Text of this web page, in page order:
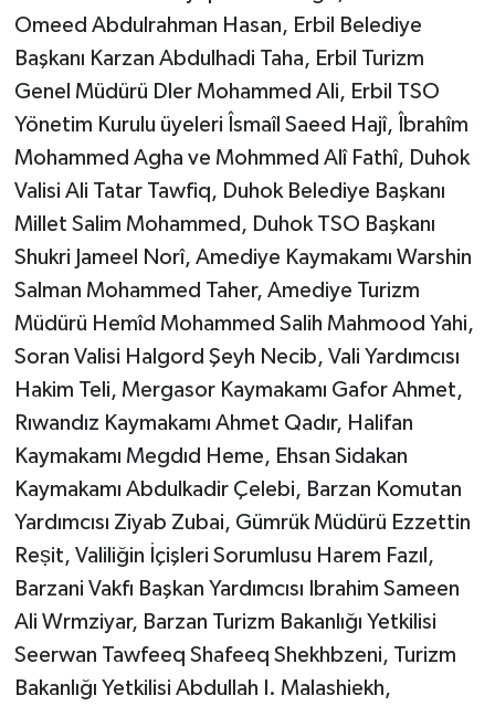
Omeed Abdulrahman Hasan, Erbil Belediye
Başkanı Karzan Abdulhadi Taha, Erbil Turizm
Genel Müdürü Dler Mohammed Ali, Erbil TSO
Yönetim Kurulu üyeleri Îsmaîl Saeed Hajî, Îbrahîm
Mohammed Agha ve Mohmmed Alî Fathî, Duhok
Valisi Ali Tatar Tawfiq, Duhok Belediye Başkanı
Millet Salim Mohammed, Duhok TSO Başkanı
Shukri Jameel Norî, Amediye Kaymakamı Warshin
Salman Mohammed Taher, Amediye Turizm
Müdürü Hemîd Mohammed Salih Mahmood Yahi,
Soran Valisi Halgord Şeyh Necib, Vali Yardımcısı
Hakim Teli, Mergasor Kaymakamı Gafor Ahmet,
Rıwandız Kaymakamı Ahmet Qadır, Halifan
Kaymakamı Megdıd Heme, Ehsan Sidakan
Kaymakamı Abdulkadir Çelebi, Barzan Komutan
Yardımcısı Ziyab Zubai, Gümrük Müdürü Ezzettin
Reṣit, Valiliğin İçişleri Sorumlusu Harem Fazıl,
Barzani Vakfı Başkan Yardımcısı Ibrahim Sameen
Ali Wrmziyar, Barzan Turizm Bakanlığı Yetkilisi
Seerwan Tawfeeq Shafeeq Shekhbzeni, Turizm
Bakanlığı Yetkilisi Abdullah I. Malashiekh,